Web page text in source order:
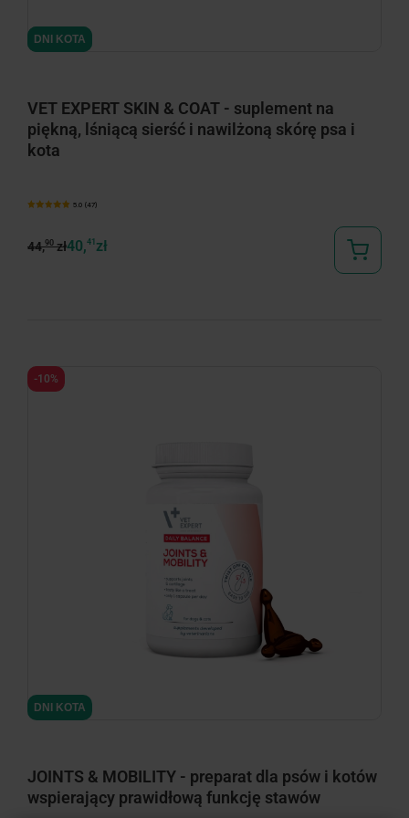
DNI KOTA
DNI KOTA
VET EXPERT SKIN & COAT - suplement na
piękną, lśniącą sierść i nawilżoną skórę psa i
kota
5.0 (47)
44,90zł40,41 zł
DNI KOTA
JOINTS & MOBILITY - preparat dla psów i kotów
wspierający prawidłową funkcję stawów
-10%